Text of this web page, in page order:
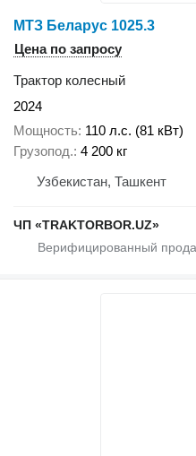
МТЗ Беларус 1025.3
Цена по запросу
Трактор колесный
2024
Мощность 110 л.с. (81 кВт)
Грузопод. 4 200 кг
Узбекистан, Ташкент
ЧП «TRAKTORBOR.UZ»